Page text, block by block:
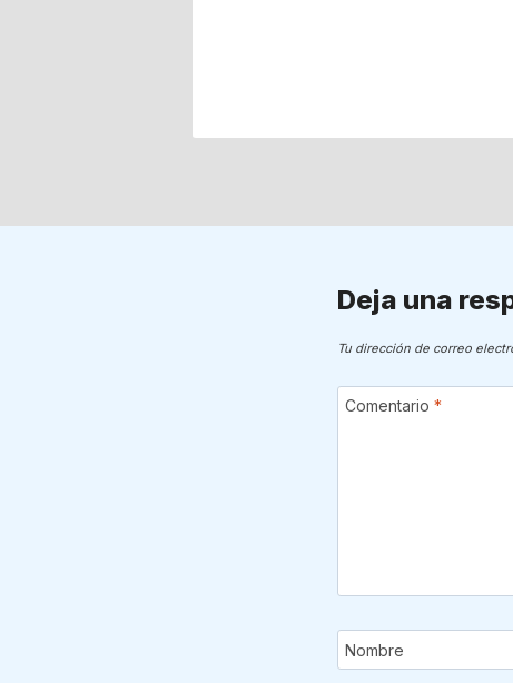
Deja una
Tu dirección de correo
Comentario *
Nombre